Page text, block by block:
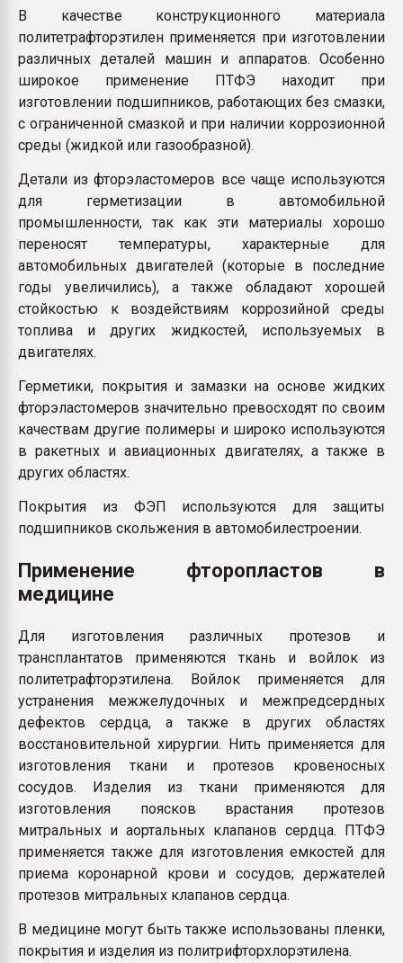
В качестве конструкционного материала
политетрафторэтилен применяется при изготовлении
различных деталей машин и аппаратов. Особенно
широкое применение ПТФЭ находит при
изготовлении подшипников, работающих без смазки,
с ограниченной смазкой и при наличии коррозионной
среды (жидкой или газообразной).
Детали из фторэластомеров все чаще используются
для герметизации в автомобильной
промышленности, так как эти материалы хорошо
переносят температуры, характерные для
автомобильных двигателей (которые в последние
годы увеличились), а также обладают хорошей
стойкостью к воздействиям коррозийной среды
топлива и других жидкостей, используемых в
двигателях.
Герметики, покрытия и замазки на основе жидких
фторэластомеров значительно превосходят по своим
качествам другие полимеры и широко используются
в ракетных и авиационных двигателях, а также в
других областях.
Покрытия из ФЭП используются для защиты
подшипников скольжения в автомобилестроении.
Применение фторопластов в
медицине
Для изготовления различных протезов и
трансплантатов применяются ткань и войлок из
политетрафторэтилена. Войлок применяется для
устранения межжелудочных и межпредсердных
дефектов сердца, а также в других областях
восстановительной хирургии. Нить применяется для
изготовления ткани и протезов кровеносных
сосудов. Изделия из ткани применяются для
изготовления поясков врастания протезов
митральных и аортальных клапанов сердца. ПТФЭ
применяется также для изготовления емкостей для
приема коронарной крови и сосудов; держателей
протезов митральных клапанов сердца.
В медицине могут быть также использованы пленки,
покрытия и изделия из политрифторхлорэтилена.